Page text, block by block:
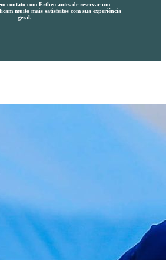
contato com Ertheo antes de reservar um
muito mais satisfeitos com sua experiência
geral.